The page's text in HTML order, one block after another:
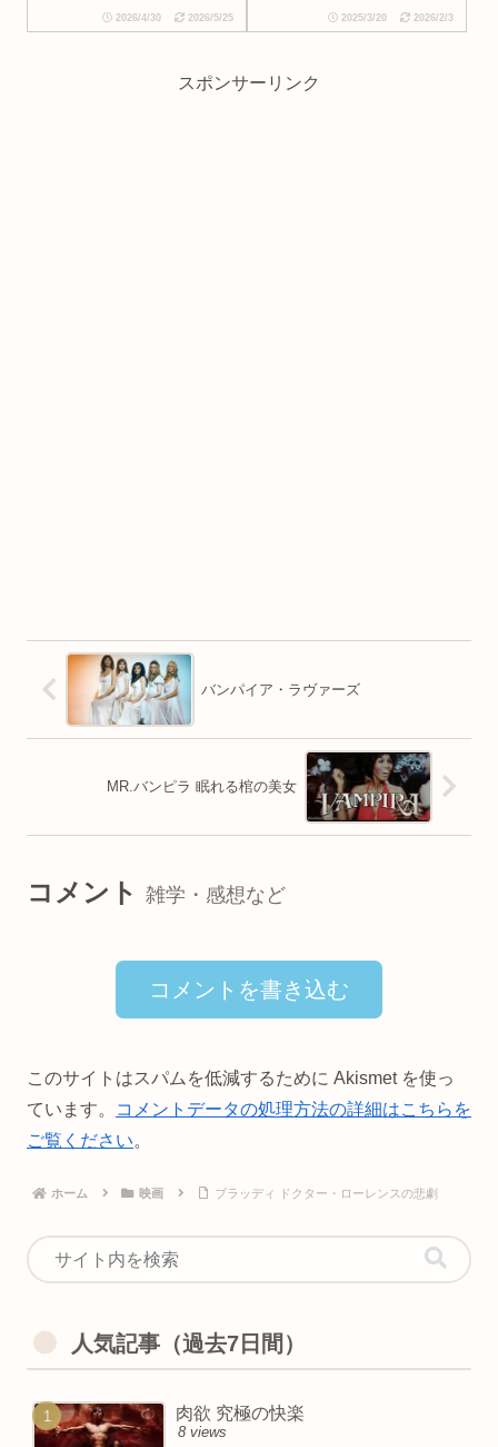
2026/4/30 2026/5/25 2025/3/20 2026/2/3
スポンサーリンク
バンパイア・ラヴァーズ
MR.バンピラ 眠れる棺の美女
コメント 雑学・感想など
コメントを書き込む
このサイトはスパムを低減するために Akismet を使っ
ています。
コメントデータの処理方法の詳細はこちらを
ご覧ください。
ホーム 映画 ブラッディ ドクター・ローレンスの悲劇
人気記事（過去7日間）
肉欲 究極の快楽
8 views